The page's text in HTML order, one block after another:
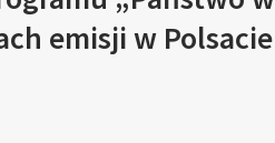
emisji w Polsacie